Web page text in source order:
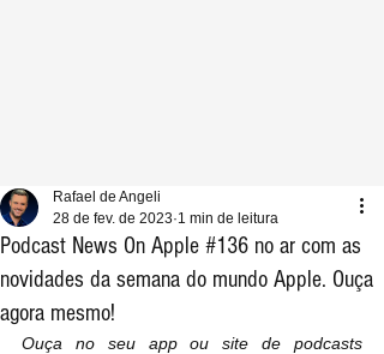
Podcast News On Apple #136 no ar com as
novidades da semana do mundo Apple. Ouça
agora mesmo!
Rafael de Angeli
28 de fev. de 2023 1 min de leitura
Ouça no seu app ou site de podcasts